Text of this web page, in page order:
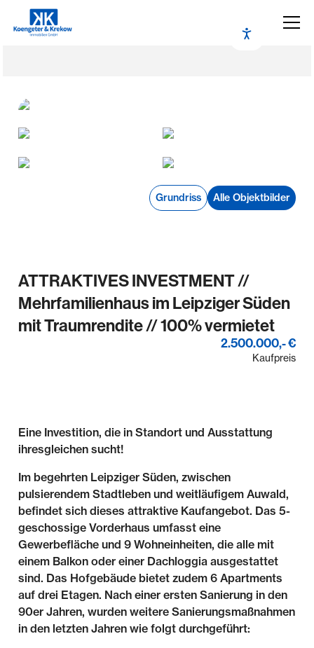
Grundriss Alle Objektbilder
ATTRAKTIVES INVESTMENT //
Mehrfamilienhaus im Leipziger Süden
mit Traumrendite // 100% vermietet
2.500.000,- €
Kaufpreis
Eine Investition, die in Standort und Ausstattung
ihresgleichen sucht!
Im begehrten Leipziger Süden, zwischen
pulsierendem Stadtleben und weitläufigem Auwald,
befindet sich dieses attraktive Kaufangebot. Das 5-
geschossige Vorderhaus umfasst eine
Gewerbefläche und 9 Wohneinheiten, die alle mit
einem Balkon oder einer Dachloggia ausgestattet
sind. Das Hofgebäude bietet zudem 6 Apartments
auf drei Etagen. Nach einer ersten Sanierung in den
90er Jahren, wurden weitere Sanierungsmaßnahmen
in den letzten Jahren wie folgt durchgeführt: